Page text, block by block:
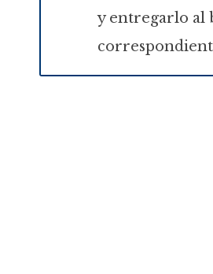
y entregarlo al